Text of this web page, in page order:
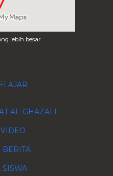
lebih besar
AL-GHAZALI
BERITA
SISWA